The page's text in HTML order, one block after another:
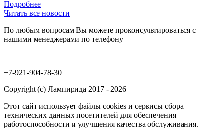
Читать все новости
По любым вопросам Вы можете проконсультироваться с
нашими менеджерами по телефону
+7-921-904-78-30
Copyright (c) Лампирида 2017 - 2026
Этот сайт использует файлы cookies и сервисы сбора
технических данных посетителей для обеспечения
работоспособности и улучшения качества обслуживания.